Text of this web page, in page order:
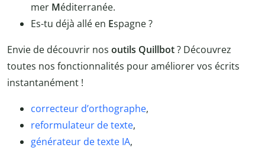
mer Méditerranée.
Es-tu déjà allé en Espagne ?
Envie de découvrir nos outils Quillbot? Découvrez
toutes nos fonctionnalités pour améliorer vos écrits
instantanément !
correcteur d’orthographe,
reformulateur de texte,
générateur de texte IA,